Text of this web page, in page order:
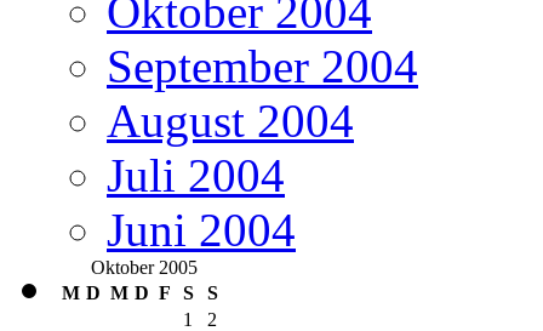
Oktober 2004
September 2004
August 2004
Juli 2004
Juni 2004
Oktober 2005
M D M D F S S
1
2